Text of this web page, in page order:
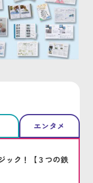
エンタメ
ック！【３つの鉄